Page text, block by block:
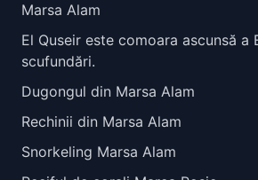
Marsa Alam
El Quseir este comoara ascunsă a
scufundări.
Dugongul din Marsa Alam
Rechinii din Marsa Alam
Snorkeling Marsa Alam